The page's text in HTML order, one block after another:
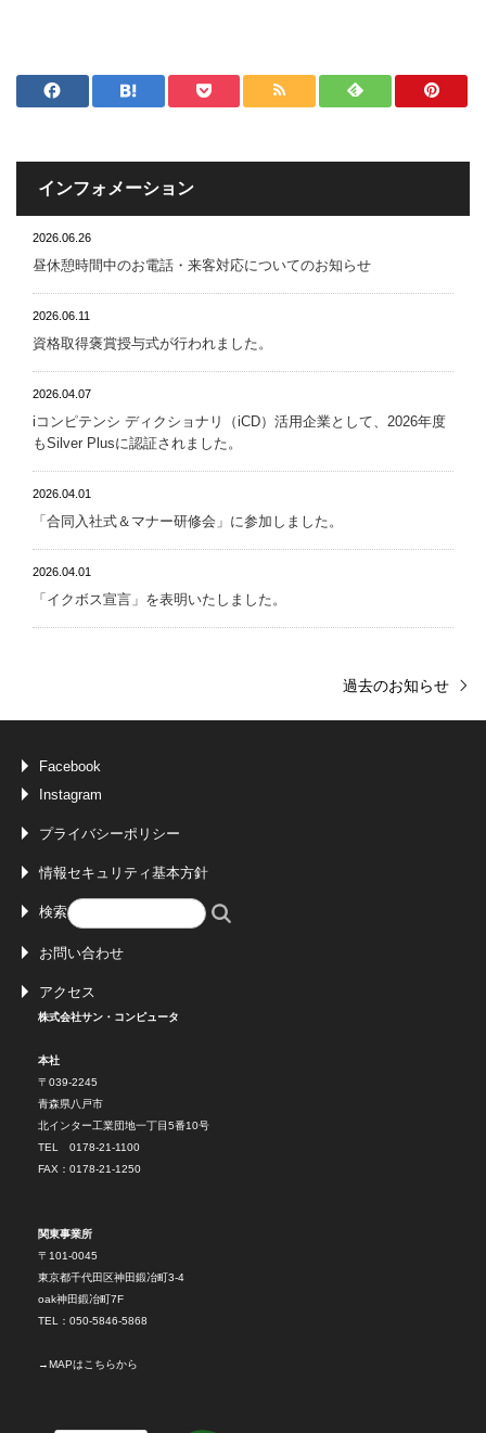
インフォメーション
2026.06.26
昼休憩時間中のお電話・来客対応についてのお知らせ
2026.06.11
資格取得褒賞授与式が行われました。
2026.04.07
iコンピテンシ ディクショナリ（iCD）活用企業として、2026年度
もSilver Plusに認証されました。
2026.04.01
「合同入社式＆マナー研修会」に参加しました。
2026.04.01
「イクボス宣言」を表明いたしました。
過去のお知らせ
Facebook
Instagram
プライバシーポリシー
情報セキュリティ基本方針
検索
お問い合わせ
アクセス
株式会社サン・コンピュータ
本社
〒039-2245
青森県八戸市
北インター工業団地一丁目5番10号
TEL 0178-21-1100
FAX：0178-21-1250
関東事業所
〒101-0045
東京都千代田区神田鍛冶町3-4
oak神田鍛冶町7F
TEL：050-5846-5868
→MAPはこちらから